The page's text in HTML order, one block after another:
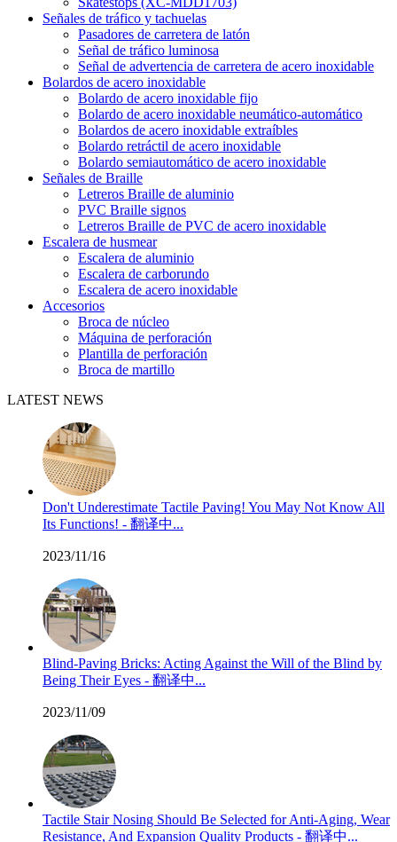
Señales de tráfico y tachuelas
Pasadores de carretera de latón
Señal de tráfico luminosa
Señal de advertencia de carretera de acero inoxidable
Bolardos de acero inoxidable
Bolardo de acero inoxidable fijo
Bolardo de acero inoxidable neumático-automático
Bolardos de acero inoxidable extraíbles
Bolardo retráctil de acero inoxidable
Bolardo semiautomático de acero inoxidable
Señales de Braille
Letreros Braille de aluminio
PVC Braille signos
Letreros Braille de PVC de acero inoxidable
Escalera de husmear
Escalera de aluminio
Escalera de carborundo
Escalera de acero inoxidable
Accesorios
Broca de núcleo
Máquina de perforación
Plantilla de perforación
Broca de martillo
LATEST NEWS
Don't Underestimate Tactile Paving! You May Not Know All
Its Functions! - 翻译中...
2023/11/16
Blind-Paving Bricks: Acting Against the Will of the Blind by
Being Their Eyes - 翻译中...
2023/11/09
Tactile Stair Nosing Should Be Selected for Anti-Aging, Wear
Resistance, And Expansion Quality Products - 翻译中...